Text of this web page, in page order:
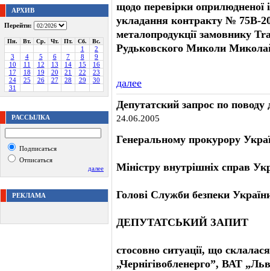
АРХИВ
Перейти:
Пн. Вт. Ср. Чт. Пт. Сб. Вс.
1
2
3
4 5 6 7 8
9
10
11 12 13 14 15
16
17
18 19 20 21 22
23
24
25 26 27 28 29
30
31
РАССЫЛКА
Подписаться
Отписаться
далее
РЕКЛАМА
щодо перевірки оприлюдненої
укладання контракту № 75В-
металопродукції замовнику
Рудьковского Миколи
далее
Депутатский запрос по
24.06.2005
Генеральному прокурору
Міністру внутрішніх справ
Голові Служби безпеки
ДЕПУТАТСЬКИЙ ЗАПИТ
стосовно ситуації, що
„Чернігівобленерго”, ВАТ